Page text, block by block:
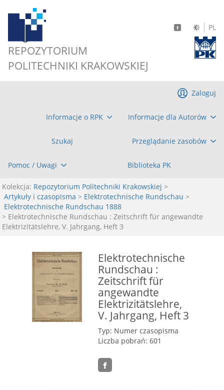
REPOZYTORIUM
POLITECHNIKI KRAKOWSKIEJ
PL
Informacje o RPK Informacje dla Autorów
Szukaj Przeglądanie zasobów
Pomoc / Uwagi Biblioteka PK
Zaloguj
Kolekcja: Repozytorium Politechniki Krakowskiej >
Artykuły i czasopisma > Elektrotechnische Rundschau >
Elektrotechnische Rundschau 1888
> Elektrotechnische Rundschau : Zeitschrift für angewandte
Elektrizitätslehre, V. Jahrgang, Heft 3
Elektrotechnische
Rundschau :
Zeitschrift für
angewandte
Elektrizitätslehre,
V. Jahrgang, Heft 3
Typ: Numer czasopisma
Liczba pobrań: 601